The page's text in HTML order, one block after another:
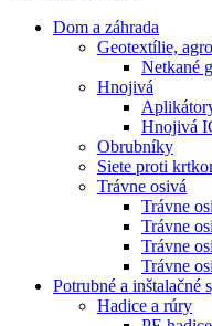
Dom a záhrada
Geotextílie,
Netkané
Hnojivá
Hnojivá
Obrubníky
Siete proti
Trávne osivá
Trávne
Trávne
Trávne
Trávne
Potrubné a inštalačné
Hadice a rúry